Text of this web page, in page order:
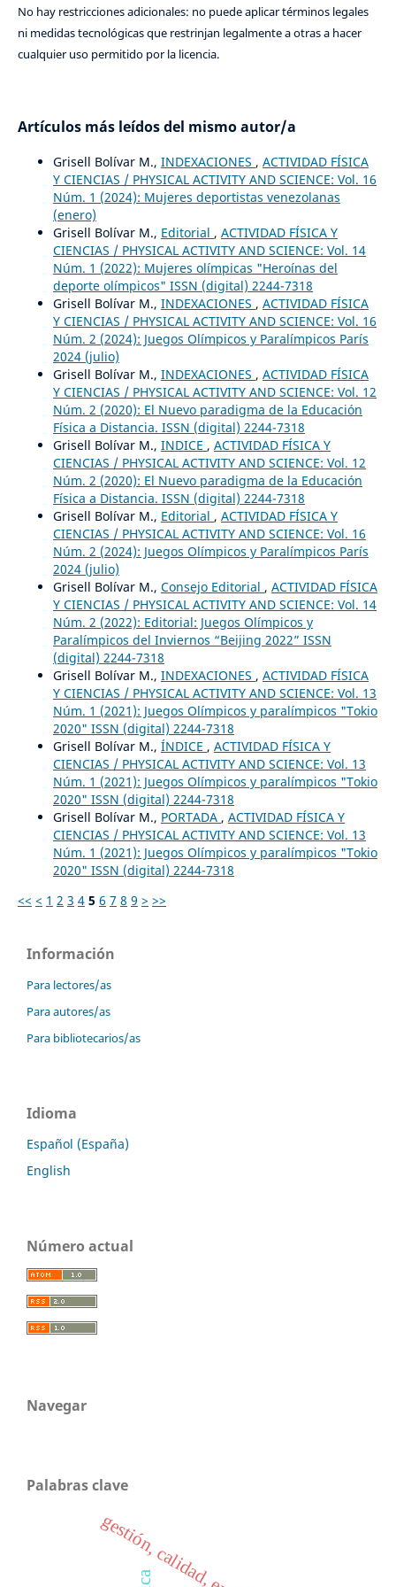
No hay restricciones adicionales: no puede aplicar términos legales
ni medidas tecnológicas que restrinjan legalmente a otras a hacer
cualquier uso permitido por la licencia.
Artículos más leídos del mismo autor/a
Grisell Bolívar M., INDEXACIONES , ACTIVIDAD FÍSICA
Y CIENCIAS / PHYSICAL ACTIVITY AND SCIENCE: Vol. 16
Núm. 1 (2024): Mujeres deportistas venezolanas
(enero)
Grisell Bolívar M., Editorial , ACTIVIDAD FÍSICA Y
CIENCIAS / PHYSICAL ACTIVITY AND SCIENCE: Vol. 14
Núm. 1 (2022): Mujeres olímpicas "Heroínas del
deporte olímpicos" ISSN (digital) 2244-7318
Grisell Bolívar M., INDEXACIONES , ACTIVIDAD FÍSICA
Y CIENCIAS / PHYSICAL ACTIVITY AND SCIENCE: Vol. 16
Núm. 2 (2024): Juegos Olímpicos y Paralímpicos París
2024 (julio)
Grisell Bolívar M., INDEXACIONES , ACTIVIDAD FÍSICA
Y CIENCIAS / PHYSICAL ACTIVITY AND SCIENCE: Vol. 12
Núm. 2 (2020): El Nuevo paradigma de la Educación
Física a Distancia. ISSN (digital) 2244-7318
Grisell Bolívar M., INDICE , ACTIVIDAD FÍSICA Y
CIENCIAS / PHYSICAL ACTIVITY AND SCIENCE: Vol. 12
Núm. 2 (2020): El Nuevo paradigma de la Educación
Física a Distancia. ISSN (digital) 2244-7318
Grisell Bolívar M., Editorial , ACTIVIDAD FÍSICA Y
CIENCIAS / PHYSICAL ACTIVITY AND SCIENCE: Vol. 16
Núm. 2 (2024): Juegos Olímpicos y Paralímpicos París
2024 (julio)
Grisell Bolívar M., Consejo Editorial , ACTIVIDAD FÍSICA
Y CIENCIAS / PHYSICAL ACTIVITY AND SCIENCE: Vol. 14
Núm. 2 (2022): Editorial: Juegos Olímpicos y
Paralímpicos del Inviernos “Beijing 2022” ISSN
(digital) 2244-7318
Grisell Bolívar M., INDEXACIONES , ACTIVIDAD FÍSICA
Y CIENCIAS / PHYSICAL ACTIVITY AND SCIENCE: Vol. 13
Núm. 1 (2021): Juegos Olímpicos y paralímpicos "Tokio
2020" ISSN (digital) 2244-7318
Grisell Bolívar M., ÍNDICE , ACTIVIDAD FÍSICA Y
CIENCIAS / PHYSICAL ACTIVITY AND SCIENCE: Vol. 13
Núm. 1 (2021): Juegos Olímpicos y paralímpicos "Tokio
2020" ISSN (digital) 2244-7318
Grisell Bolívar M., PORTADA , ACTIVIDAD FÍSICA Y
CIENCIAS / PHYSICAL ACTIVITY AND SCIENCE: Vol. 13
Núm. 1 (2021): Juegos Olímpicos y paralímpicos "Tokio
2020" ISSN (digital) 2244-7318
<< < 1 2 3 4 5 6 7 8 9 > >>
Información
Para lectores/as
Para autores/as
Para bibliotecarios/as
Idioma
Español (España)
English
Número actual
Navegar
Palabras clave